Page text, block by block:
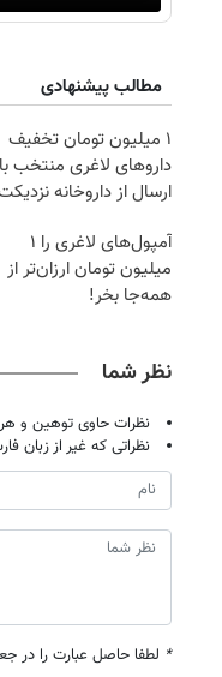
مطالب پیشنهادی
۱ میلیون تومان تخفیف
داروهای لاغری منتخب با
ارسال از داروخانه
آمپول‌های لاغری را ۱
میلیون تومان ارزان‌تر از
همه‌جا بخر!
نظر شما
نظرات حاوی توهین و
نظراتی که غیر از زبان
* لطفا حاصل عبارت را در